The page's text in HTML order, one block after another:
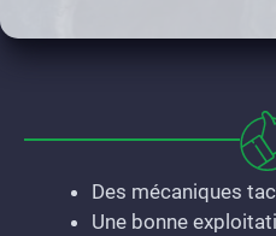
Des mécaniques
Une bonne